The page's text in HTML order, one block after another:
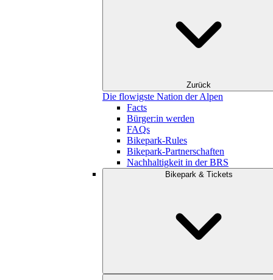
Zurück
Die flowigste Nation der Alpen
Facts
Bürger:in werden
FAQs
Bikepark-Rules
Bikepark-Partnerschaften
Nachhaltigkeit in der BRS
Bikepark & Tickets